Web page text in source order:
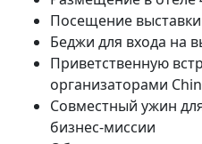
Посещение выставки
Беджи для входа на
Приветственную
организаторами
Совместный ужин
бизнес-миссии